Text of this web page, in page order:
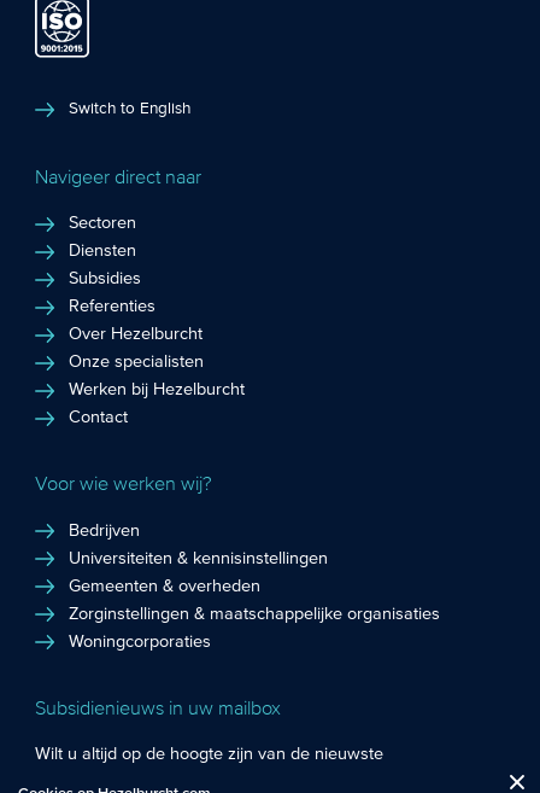
Switch to English
Navigeer direct naar
Sectoren
Diensten
Subsidies
Referenties
Over Hezelburcht
Onze specialisten
Werken bij Hezelburcht
Contact
Voor wie werken wij?
Bedrijven
Universiteiten & kennisinstellingen
Gemeenten & overheden
Zorginstellingen & maatschappelijke organisaties
Woningcorporaties
Subsidienieuws in uw mailbox
Wilt u altijd op de hoogte zijn van de nieuwste